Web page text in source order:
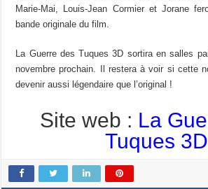
Marie-Mai, Louis-Jean Cormier et Jorane
bande originale du film.
La Guerre des Tuques 3D sortira en salles
novembre prochain. Il restera à voir si cette
devenir aussi légendaire que l’original !
Site web : La
Tuques 3D